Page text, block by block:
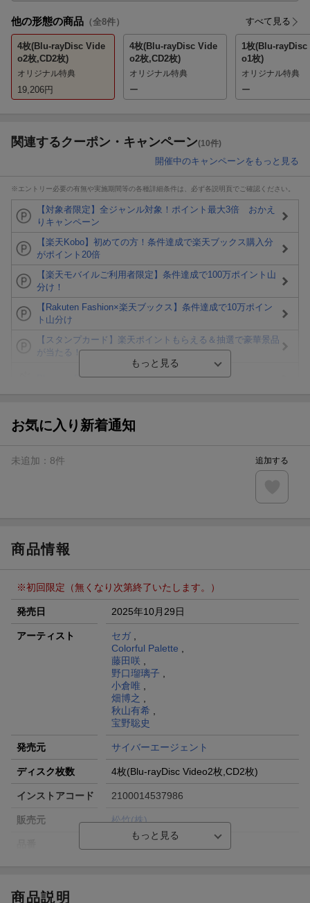
他の形態の商品 （全8件） すべて見る
4枚(Blu-rayDisc Vide
o2枚,CD2枚)
オリジナル特典
19,206円
4枚(Blu-rayDisc Vide
o2枚,CD2枚)
オリジナル特典
ー
1枚(Blu-rayDisc
o1枚)
オリジナル特典
ー
関連するクーポン・キャンペーン(10件)
開催中のキャンペーンをもっと見る
※エントリー必要の有無や実施期間等の各種詳細条件は、必ず各説明頁でご確認ください。
【対象者限定】全ジャンル対象！ポイント最大3倍 おかえ
りキャンペーン
【楽天Kobo】初めての方！条件達成で楽天ブックス購入分
がポイント20倍
【楽天モバイルご利用者限定】条件達成で100万ポイント山
分け！
【Rakuten Fashion×楽天ブックス】条件達成で10万ポイン
ト山分け
【スタンプカード】楽天ポイントもらえる＆抽選で豪華景品
が当たる！
Blu-ray・DVDセール・お買い得情報
ラン）が当たる！
条件達成で楽天限定・宝塚歌劇 宙組貸切公演ペアチケット
エントリー＆条件達成で『鬼滅の刃』オリジナルきんちゃく
お気に入り新着通知
未追加： 8件 追加する
商品情報
※初回限定（無くなり次第終了いたします。）
発売日 2025年10月29日
アーティスト セガ,
Colorful Palette ,
藤田咲 ,
野口瑠璃子 ,
小倉唯 ,
畑博之 ,
秋山有希 ,
宝野聡史
発売元 サイバーエージェント
ディスク枚数 4枚(Blu-rayDisc Video2枚,CD2枚)
インストアコード 2100014537986
販売元 松竹(株)
商品説明